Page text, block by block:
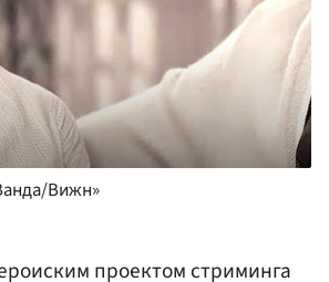
Вижн»
проектом стриминга